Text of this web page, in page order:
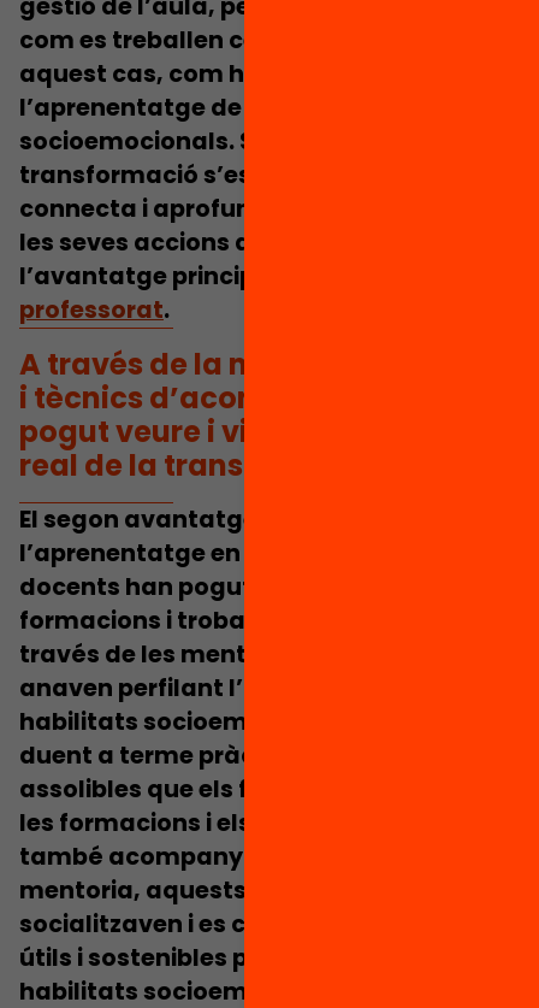
gestió de l’aula, per repensar la manera
com es treballen certs sabers o, en
aquest cas, com hi vinculem
l’aprenentatge de les habilitats
socioemocionals. Sigui com sigui,
transformació s’esdevé quan un docent
connecta i aprofundeix en el propòsit de
les seves accions a l’aula
l’avantatge principal que s’ha endut el
professorat.
A través de la mentoria, docents
i tècnics d’acompanyament hem
pogut veure i viure el significat
real de la transformació a l’aula.
El segon avantatge té a veure amb
l’aprenentatge en comunitat que els
docents han pogut gaudir a les diferents
formacions i trobades al llarg del curs.
través de les mentories, els docents
anaven perfilant l’aprenentatge de les
habilitats socioemocionals a l’aula
duent a terme pràctiques concretes i
assolibles que els feien sentir segurs. A
les formacions i els espais d’intercanvi,
també acompanyats per l’equip de
mentoria, aquests canvis se
socialitzaven i es convertien en eines
útils i sostenibles per al treball de les
habilitats socioemocionals a l’aula.